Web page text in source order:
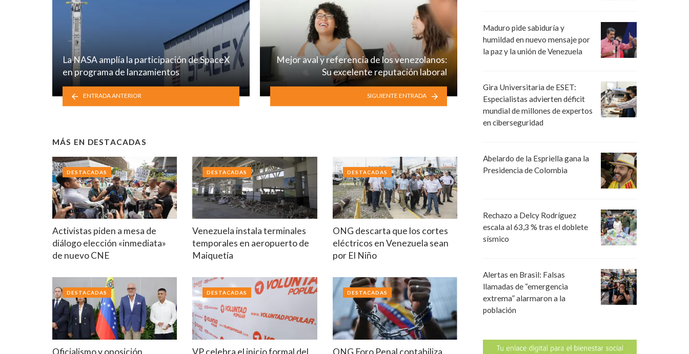
La NASA amplía la participación de SpaceX
en programa de lanzamientos
ENTRADA ANTERIOR
Mejor aval y referencia de los venezolanos:
Su excelente reputación laboral
SIGUIENTE ENTRADA
MÁS EN DESTACADAS
Activistas piden a mesa de
diálogo elección «inmediata»
de nuevo CNE
DESTACADAS
Venezuela instala terminales
temporales en aeropuerto de
Maiquetía
DESTACADAS
ONG descarta que los cortes
eléctricos en Venezuela sean
por El Niño
DESTACADAS
Oficialismo y oposición
DESTACADAS
VP celebra el inicio formal del
DESTACADAS
ONG Foro Penal contabiliza
DESTACADAS
Maduro pide sabiduría y
humildad en nuevo mensaje por
la paz y la unión de Venezuela
Gira Universitaria de ESET:
Especialistas advierten déficit
mundial de millones de expertos
en ciberseguridad
Abelardo de la Espriella gana la
Presidencia de Colombia
Rechazo a Delcy Rodríguez
escala al 63,3 % tras el doblete
sísmico
Alertas en Brasil: Falsas
llamadas de “emergencia
extrema” alarmaron a la
población